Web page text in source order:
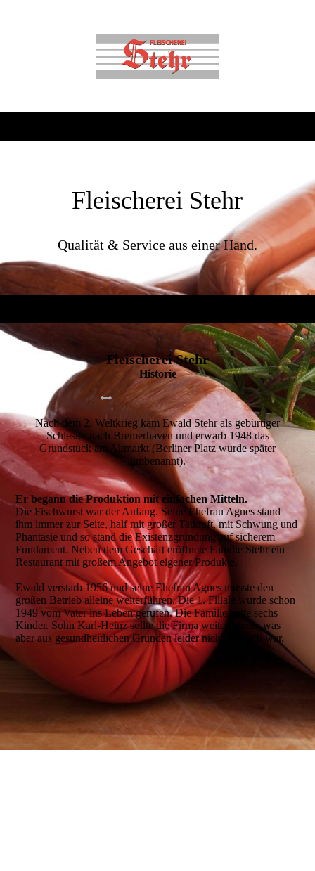
Fleischerei Stehr
Qualität & Service aus einer Hand.
Fleischerei Stehr
Historie
Nach dem 2. Weltkrieg kam Ewald Stehr als gebürtiger
Schlesier nach Bremerhaven und erwarb 1948 das
Grundstück am Altmarkt (Berliner Platz wurde später
umbenannt).
Er begann die Produktion mit einfachen Mitteln.
Die Fischwurst war der Anfang. Seine Ehefrau Agnes stand
ihm immer zur Seite, half mit großer Tatkraft, mit Schwung und
Phantasie und so stand die Existenzgründung auf sicherem
Fundament. Neben dem Geschäft eröffnete Familie Stehr ein
Restaurant mit großem Angebot eigener Produkte.
Ewald verstarb 1956 und seine Ehefrau Agnes musste den
großen Betrieb alleine weiterführen. Die 1. Filiale wurde schon
1949 vom Vater ins Leben gerufen. Die Familie hatte sechs
Kinder. Sohn Karl-Heinz sollte die Firma weiterführen, was
aber aus gesundheitlichen Gründen leider nicht möglich war.